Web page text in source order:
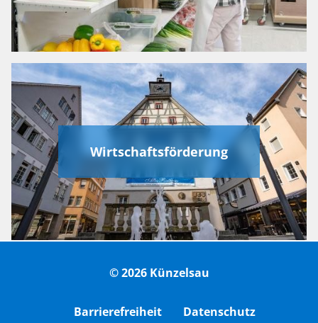
Wirtschaftsförderung
© 2026 Künzelsau
Barrierefreiheit
Datenschutz